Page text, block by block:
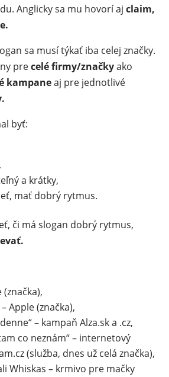
Anglicky sa mu hovorí ajclaim,
sa musí týkať iba celej značky.
precelé firmy/značkyako
kampaneaj pre jednotlivé
byť:
a krátky,
mať dobrý rytmus.
či má slogan dobrý rytmus,
(značka),
Apple (značka),
– kampaň Alza.sk a .cz,
co neznám“ – internetový
(služba, dnes už celá značka),
Whiskas – krmivo pre mačky